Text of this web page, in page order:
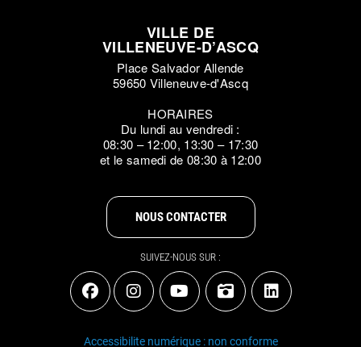
VILLE DE
VILLENEUVE-D’ASCQ
Place Salvador Allende
59650 Villeneuve-d'Ascq
HORAIRES
Du lundi au vendredi :
08:30 – 12:00, 13:30 – 17:30
et le samedi de 08:30 à 12:00
NOUS CONTACTER
SUIVEZ-NOUS SUR :
Accessibilite numérique : non conforme